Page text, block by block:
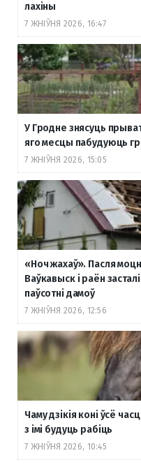
лахіны
7 ЖНІЎНЯ 2026, 16:47
У Гродне знясуць
яго месцы пабудуюць
7 ЖНІЎНЯ 2026, 15:05
«Ноч жахаў». Пасля
Ваўкавыск і раён
паўсотні дамоў
7 ЖНІЎНЯ 2026, 12:56
Чаму дзікія коні ўсё
з імі будуць рабіць
7 ЖНІЎНЯ 2026, 10:45